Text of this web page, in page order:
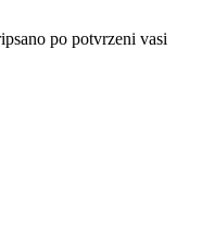
po potvrzeni vasi